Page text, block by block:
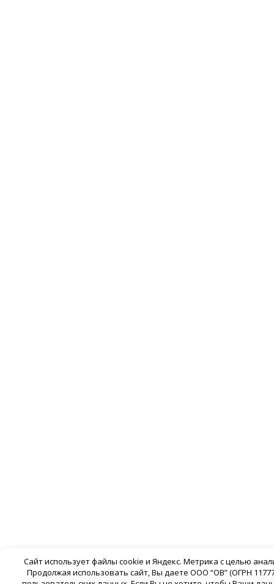
Сайт использует файлы cookie и Яндекс. Метрика с целью
Продолжая использовать сайт, Вы даете ООО “ОВ” (ОГРН